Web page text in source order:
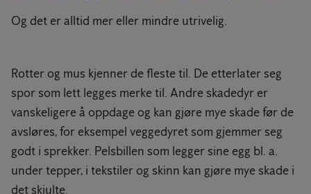
Og det er alltid mer eller mindre utrivelig.
Rotter og mus kjenner de fleste til. De etterlater seg
spor som lett legges merke til. Andre skadedyr er
vanskeligere å oppdage og kan gjøre mye skade før de
avsløres, for eksempel veggedyret som gjemmer seg
godt i sprekker. Pelsbillen som legger sine egg bl. a.
under tepper, i tekstiler og skinn kan gjøre mye skade i
det skjulte.